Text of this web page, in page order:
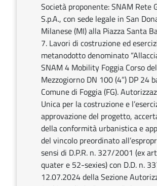
Società proponente: SNAM Rete
S.p.A., con sede legale in San
Milanese (MI) alla Piazza Santa
7. Lavori di costruzione ed
metanodotto denominato
SNAM 4 Mobility Foggia Corso del
Mezzogiorno DN 100 (4”) DP 24
Comune di Foggia (FG).
Unica per la costruzione e
approvazione del progetto,
della conformità urbanistica e
del vincolo preordinato
sensi di D.P.R. n. 327/2001 (ex
quater e 52-sexies) con D.D. n.
12.07.2024 della Sezione